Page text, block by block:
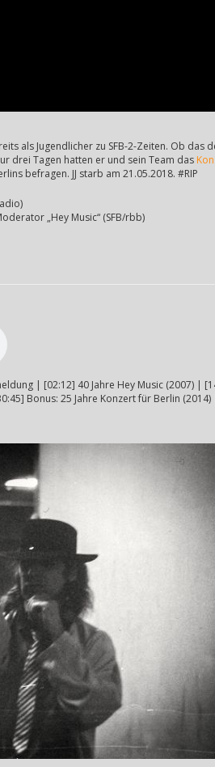
als Jugendlicher zu SFB-2-Zeiten. Ob das
drei Tagen hatten er und sein Team das
befragen. JJ starb am 21.05.2018. #RIP
„Hey Music“ (SFB/rbb)
| [02:12] 40 Jahre Hey Music (2007)
Bonus: 25 Jahre Konzert für Berlin